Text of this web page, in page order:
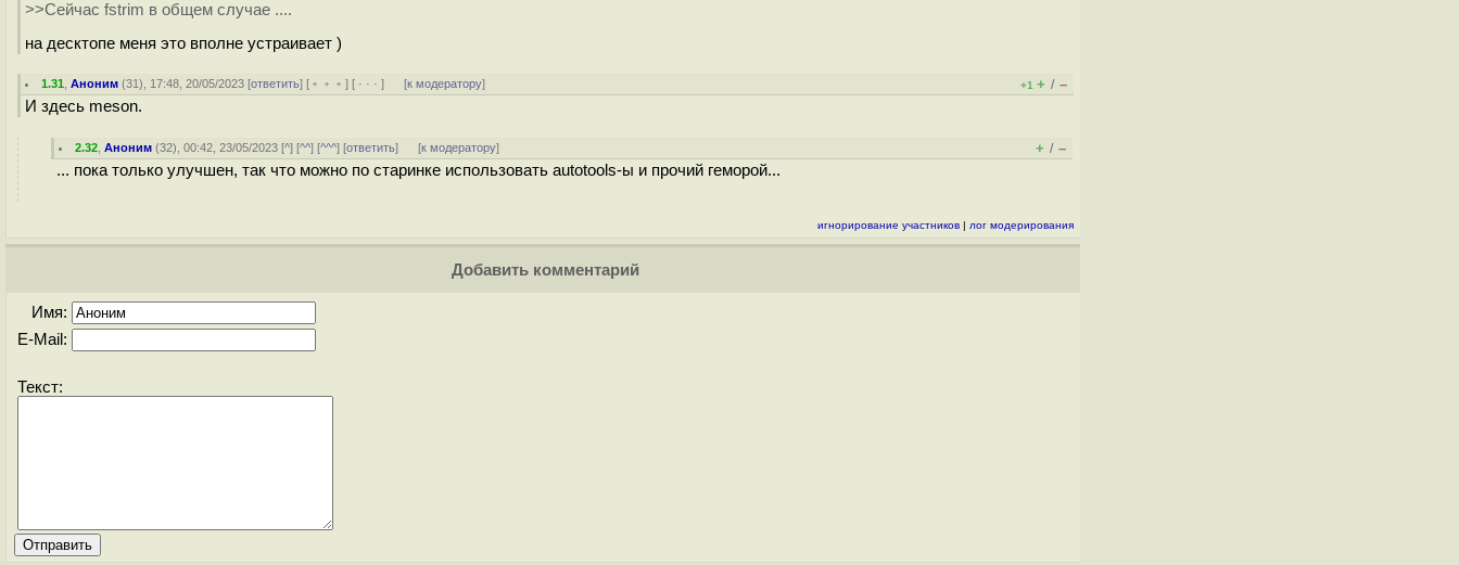
>>Сейчас fstrim в общем случае ....
на десктопе меня это вполне устраивает )
1.31 ,Аноним (31), 17:48, 20/05/2023 [ответить] [ ﹢﹢﹢] [ · · ·] [к модератору] +1 + / –
И здесь meson.
2.32 ,Аноним (32), 00:42, 23/05/2023 [^] [^^] [^^^] [ответить] [к модератору] + / –
... пока только улучшен, так что можно по старинке использовать autotools-ы и прочий геморой...
игнорирование участников | лог модерирования
Добавить комментарий
Имя:
E-Mail:
Текст: